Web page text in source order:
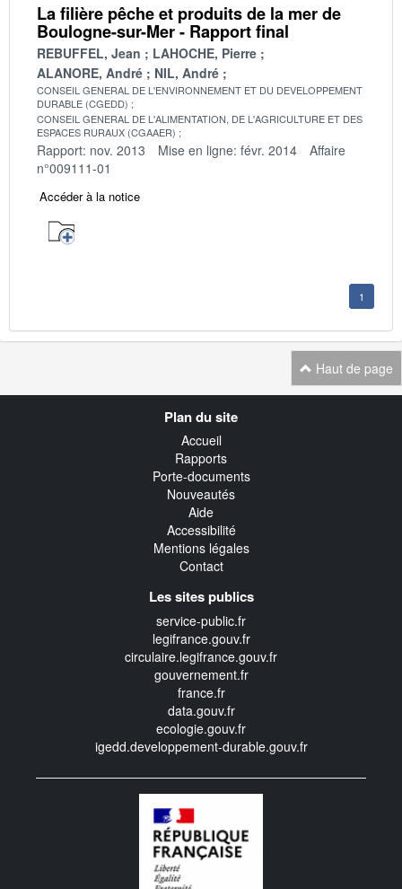
La filière pêche et produits de la mer de
Boulogne-sur-Mer - Rapport final
REBUFFEL, Jean
LAHOCHE, Pierre
ALANORE, André
NIL, André
CONSEIL GENERAL DE L'ENVIRONNEMENT ET DU DEVELOPPEMENT
DURABLE (CGEDD)
CONSEIL GENERAL DE L'ALIMENTATION, DE L'AGRICULTURE ET DES
ESPACES RURAUX (CGAAER)
Rapport: nov. 2013 Mise en ligne: févr. 2014
Affaire
n°009111-01
Accéder à la notice
1
Haut de page
Plan du site
Accueil
Rapports
Porte-documents
Nouveautés
Aide
Accessibilité
Mentions légales
Contact
Les sites publics
service-public.fr
legifrance.gouv.fr
circulaire.legifrance.gouv.fr
gouvernement.fr
france.fr
data.gouv.fr
ecologie.gouv.fr
igedd.developpement-durable.gouv.fr